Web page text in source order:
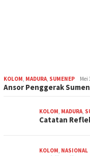
KOLOM, MADURA, SUMENEP Mei
Ansor Penggerak
KOLOM, MADURA,
Catatan
KOLOM, NASIONAL